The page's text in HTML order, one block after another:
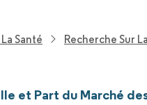
Santé Recherche Sur
et Part du Marché